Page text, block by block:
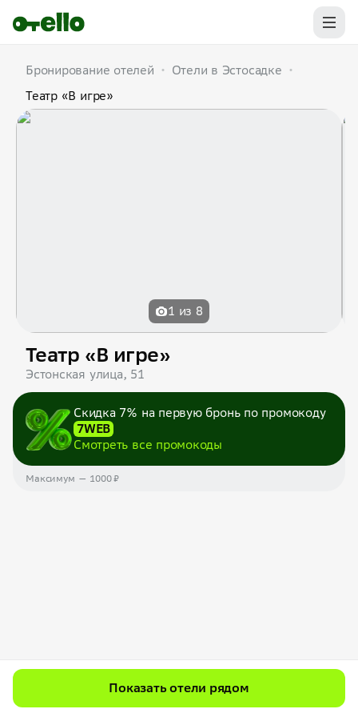
Бронирование отелей • Отели в Эстосадке •
Театр «В игре»
1 из 8
Театр «В игре»
Эстонская улица, 51
Скидка 7% на первую бронь по промокоду
7WEB
Смотреть все промокоды
Максимум — 1000 ₽
Фотографии гостей
Показать отели рядом